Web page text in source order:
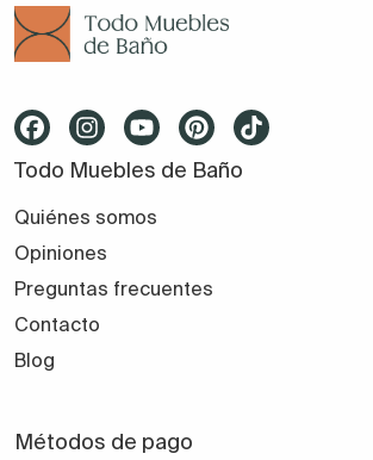
Todo Muebles de Baño
Quiénes somos
Opiniones
Preguntas frecuentes
Contacto
Blog
Métodos de pago